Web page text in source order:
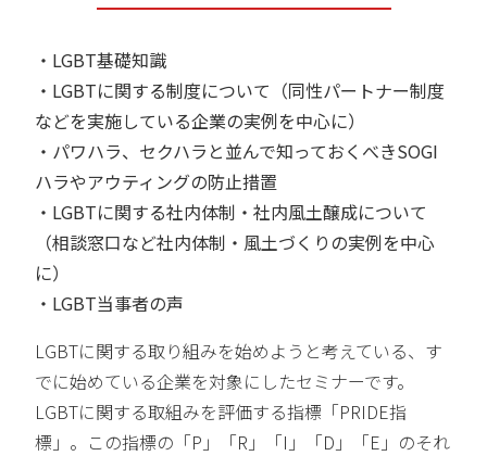
・LGBT基礎知識
・LGBTに関する制度について（同性パートナー制度
などを実施している企業の実例を中心に）
・パワハラ、セクハラと並んで知っておくべきSOGI
ハラやアウティングの防止措置
・LGBTに関する社内体制・社内風土醸成について
（相談窓口など社内体制・風土づくりの実例を中心
に）
・LGBT当事者の声
LGBTに関する取り組みを始めようと考えている、す
でに始めている企業を対象にしたセミナーです。
LGBTに関する取組みを評価する指標「PRIDE指
標」。この指標の「P」「R」「I」「D」「E」のそれ